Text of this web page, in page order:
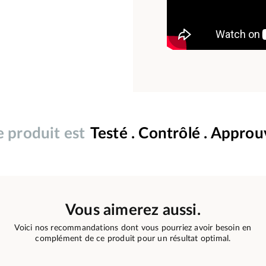
produit est Testé . Contrôlé .
Vous aimerez aussi.
Voici nos recommandations dont vous pourriez avoir besoin en
complément de ce produit pour un résultat optimal.